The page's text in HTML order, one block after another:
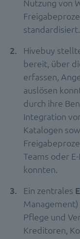
Nutzung von
standardisiert.
Hivebuy
bereit, über
erfassen,
auslösen
durch ihre
Integration
Katalogen
Teams oder
konnten.
Ein zentrales
Pflege und
Kreditoren,